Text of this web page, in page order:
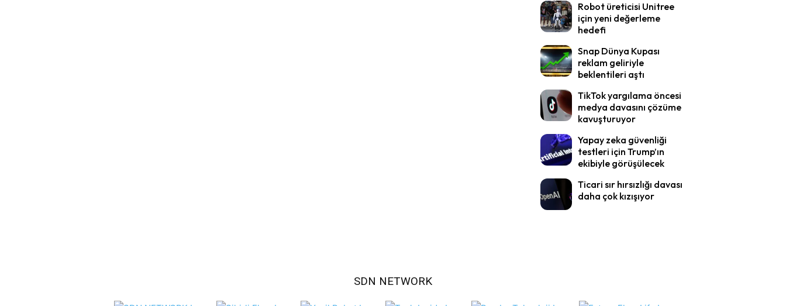
Robot üreticisi Unitree
için yeni değerleme
hedefi
Snap Dünya Kupası
reklam geliriyle
beklentileri aştı
TikTok yargılama öncesi
medya davasını çözüme
kavuşturuyor
Yapay zeka güvenliği
testleri için Trump’ın
ekibiyle görüşülecek
Ticari sır hırsızlığı davası
daha çok kızışıyor
SDN NETWORK